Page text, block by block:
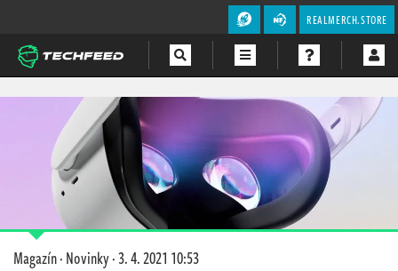
REALMERCH.STORE
Soutěže
Magazín·Novinky·3. 4. 2021 10:53